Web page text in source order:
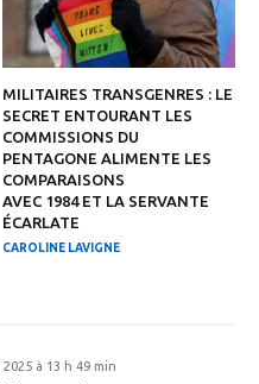
MILITAIRES TRANSGENRES : LE
SECRET ENTOURANT LES
COMMISSIONS DU
PENTAGONE ALIMENTE LES
COMPARAISONS
AVEC 1984 ET LA SERVANTE
ÉCARLATE
CAROLINE LAVIGNE
à 13 h 49 min